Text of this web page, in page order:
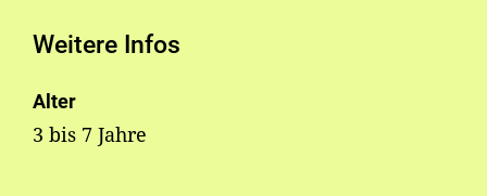
Weitere Infos
Alter
3 bis 7 Jahre